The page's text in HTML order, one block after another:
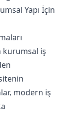
Yapı İçin
kurumsal iş
modern iş